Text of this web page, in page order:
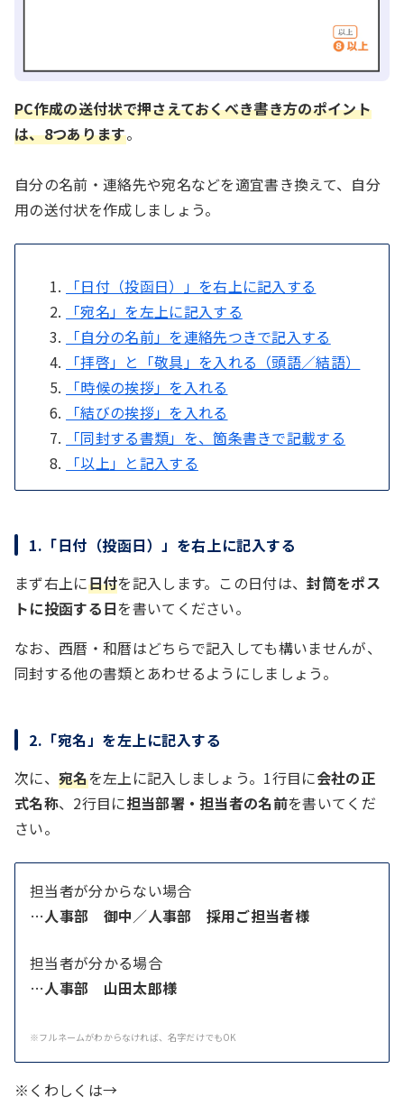
PC作成の送付状で押さえておくべき書き方のポイント
は、8つあります。
自分の名前・連絡先や宛名などを適宜書き換えて、自分
用の送付状を作成しましょう。
「日付（投函日）」を右上に記入する
「宛名」を左上に記入する
「自分の名前」を連絡先つきで記入する
「拝啓」と「敬具」を入れる（頭語／結語）
「時候の挨拶」を入れる
「結びの挨拶」を入れる
「同封する書類」を、箇条書きで記載する
「以上」と記入する
1.「日付（投函日）」を右上に記入する
まず右上に日付を記入します。この日付は、封筒をポス
トに投函する日を書いてください。
なお、西暦・和暦はどちらで記入しても構いませんが、
同封する他の書類とあわせるようにしましょう。
2.「宛名」を左上に記入する
次に、 宛名を左上に記入しましょう。1行目に会社の正
式名称、2行目に担当部署・担当者の名前を書いてくだ
さい。
担当者が分からない場合
…人事部 御中／人事部 採用ご担当者様
担当者が分かる場合
…人事部 山田太郎様
※フルネームがわからなければ、名字だけでもOK
※くわしくは→